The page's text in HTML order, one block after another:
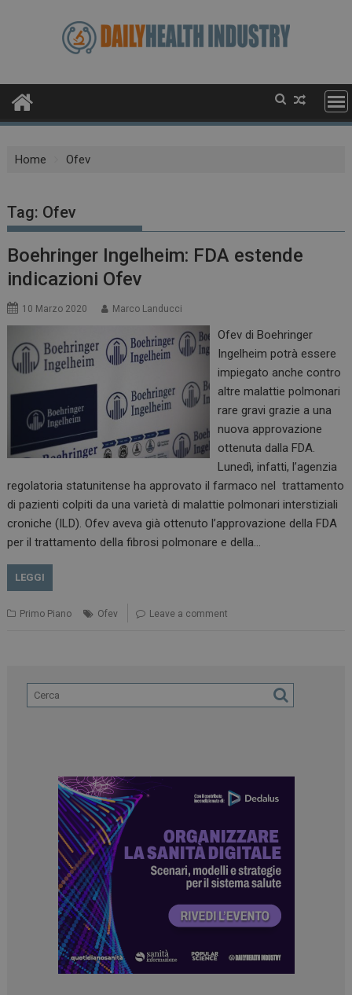
Home Ofev
Tag: Ofev
Boehringer Ingelheim: FDA estende
indicazioni Ofev
10 Marzo 2020 Marco Landucci
Ofev di Boehringer
Ingelheim potrà essere
impiegato anche contro
altre malattie polmonari
rare gravi grazie a una
nuova approvazione
ottenuta dalla FDA.
Lunedì, infatti, l’agenzia
regolatoria statunitense ha approvato il farmaco nel trattamento
di pazienti colpiti da una varietà di malattie polmonari interstiziali
croniche (ILD). Ofev aveva già ottenuto l’approvazione della FDA
per il trattamento della fibrosi polmonare e della…
LEGGI
Primo Piano Ofev Leave a comment